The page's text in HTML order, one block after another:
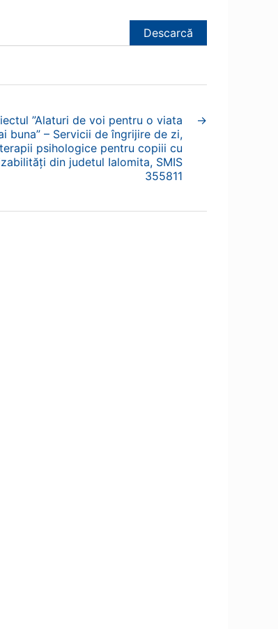
Descarcă
→
”Alaturi de voi pentru o viata
buna” – Servicii de îngrijire de zi,
terapii psihologice pentru copiii cu
din judetul Ialomita, SMIS
355811